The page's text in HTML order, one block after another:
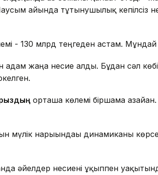
айында тұтынушылық кепілсіз
- 130 млрд теңгеден астам. Мұндай
жаңа несие алды. Бұдан сәл
орташа көлемі біршама
нарығындағы динамиканы
әйелдер несиені ұқыппен